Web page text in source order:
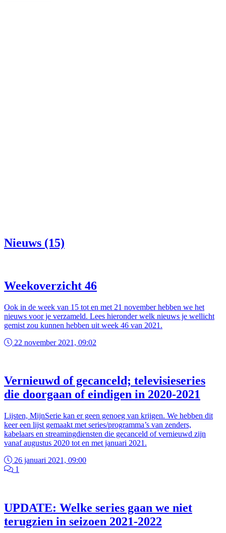
Nieuws (15)
Weekoverzicht 46
Ook in de week van 15 tot en met 21 november hebben we het
nieuws voor je verzameld. Lees hieronder welk nieuws je wellicht
gemist zou kunnen hebben uit week 46 van 2021.
22 november 2021, 09:02
Vernieuwd of gecanceld; televisieseries
die doorgaan of eindigen in 2020-2021
Lijsten, MijnSerie kan er geen genoeg van krijgen. We hebben dit
keer een lijst gemaakt met series/programma’s van zenders,
kabelaars en streamingdiensten die gecanceld of vernieuwd zijn
vanaf augustus 2020 tot en met januari 2021.
26 januari 2021, 09:00
1
UPDATE: Welke series gaan we niet
terugzien in seizoen 2021-2022